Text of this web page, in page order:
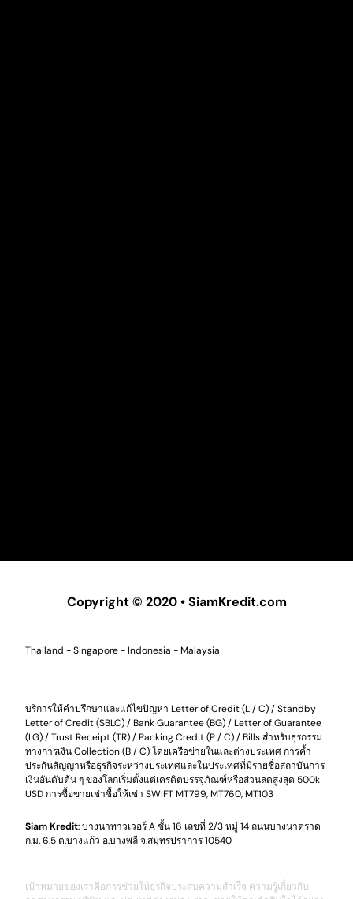
Copyright © 2020 •SiamKredit.com
Thailand - Singapore - Indonesia - Malaysia
บริการให้คำปรึกษาและแก้ไขปัญหา Letter of Credit (L / C) / Standby
Letter of Credit (SBLC) / Bank Guarantee (BG) / Letter of Guarantee
(LG) / Trust Receipt (TR) / Packing Credit (P / C) / Bills สำหรับธุรกรรม
ทางการเงิน Collection (B / C) โดยเครือข่ายในและต่างประเทศ การค้ำ
ประกันสัญญาหรือธุรกิจระหว่างประเทศและในประเทศที่มีรายชื่อสถาบันการ
เงินอันดับต้น ๆ ของโลกเริ่มตั้งแต่เครดิตบรรจุภัณฑ์หรือส่วนลดสูงสุด 500k
USD การซื้อขายเช่าซื้อให้เช่า SWIFT MT799, MT760, MT103
Siam Kredit: บางนาทาวเวอร์ A ชั้น 16 เลขที่ 2/3 หมู่ 14 ถนนบางนาตราด
ก.ม. 6.5 ต.บางแก้ว อ.บางพลี จ.สมุทรปราการ 10540
เป้าหมายของเราคือการช่วยให้ธุรกิจประสบความสำเร็จ ความรู้เกี่ยวกับ